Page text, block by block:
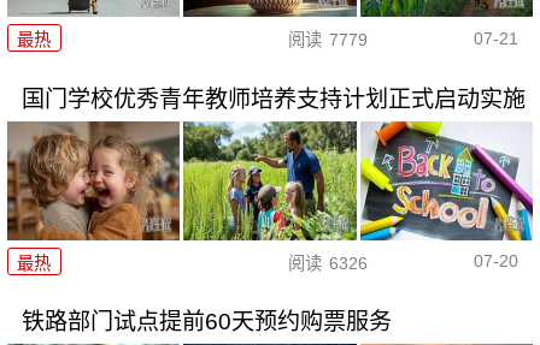
最热 阅读 7779 07-21
国门学校优秀青年教师培养支持计划正式启动实施
最热 阅读 6326 07-20
铁路部门试点提前60天预约购票服务